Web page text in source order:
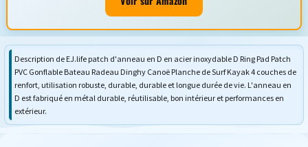
Description de EJ.life patch d'anneau en D en acier inoxydable D Ring Pad Patch
PVC Gonflable Bateau Radeau Dinghy Canoë Planche de Surf Kayak 4 couches de
renfort, utilisation robuste, durable, durable et longue durée de vie. L'anneau en
D est fabriqué en métal durable, réutilisable, bon intérieur et performances en
extérieur.